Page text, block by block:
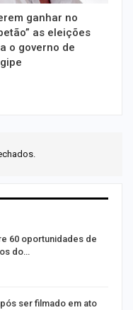
ganhar no
as eleições
o governo de
60 oportunidades de
do…
ser filmado em ato